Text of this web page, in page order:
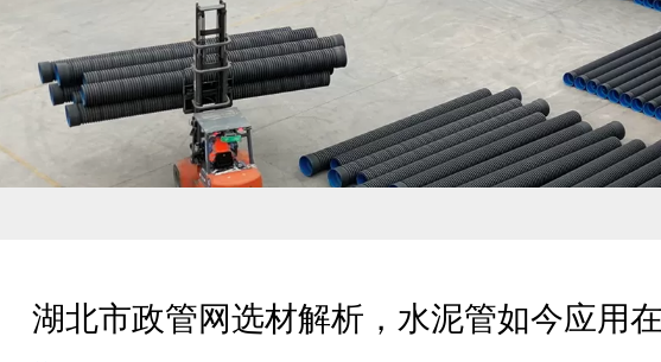
湖北市政管网选材解析，水泥管如今应用